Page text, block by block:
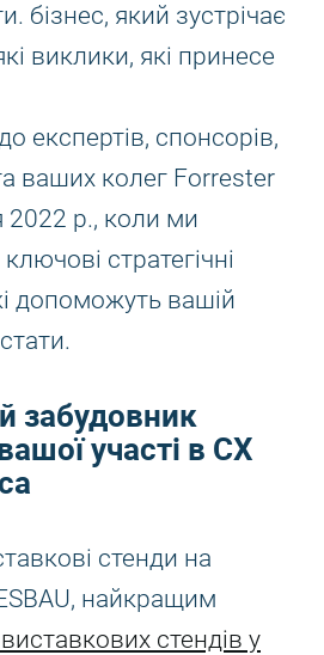
бізнес, який зустрічає
виклики, які принесе
експертів, спонсорів,
ваших колег Forrester
2022 р., коли ми
стратегічні
допоможуть вашій
забудовник
участі в CX
стенди на
найкращим
стендів у